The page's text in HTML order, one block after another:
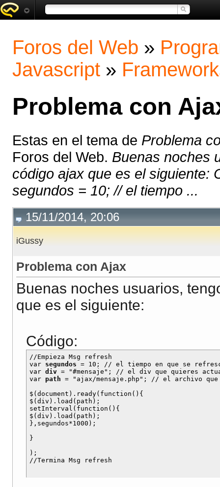
Foros del Web »
Javascript »
Problema con
Estas en el tema de Problema
Foros del Web. Buenas noches
código ajax que es el siguiente:
segundos = 10; // el tiempo ...
15/11/2014, 20:06
iGussy
Problema con Ajax
Buenas noches usuarios,
que es el siguiente:
Código:
//Empieza Msg refresh
var segundos = 10; // el tiempo en que se
var div = "#mensaje"; // el div que quieres
var path = "ajax/mensaje.php"; // el archivo
$(document).ready(function(){
$(div).load(path);
setInterval(function(){
$(div).load(path);
},segundos*1000);
}
);